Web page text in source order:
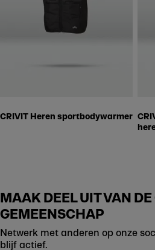
CRIVIT Heren sportbodywarmer
MAAK DEEL UIT VAN
GEMEENSCHAP
Netwerk met anderen op onze
blijf actief.